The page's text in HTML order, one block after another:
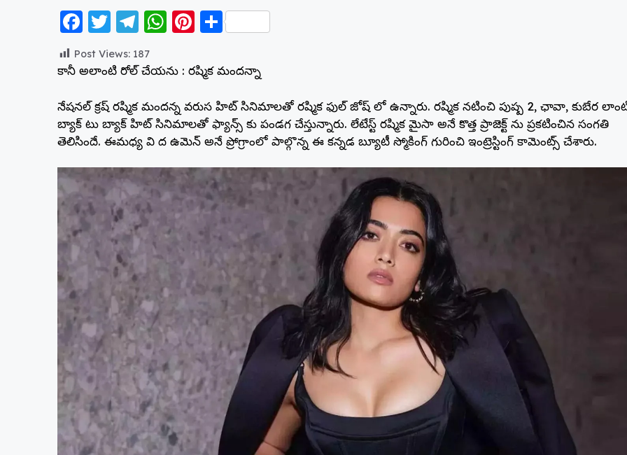
F
a
c
b
o
k
T
itt
T
el
e
ra
m
W
a
A
p
Pi
er
e
st
S
a
Post Views: 187
కానీ అలాంటి రోల్ చేయను : రష్మిక మందన్నా
నేషనల్ క్రష్ రష్మిక మందన్న వరుస హిట్ సినిమాలతో రష్మిక ఫుల్ జోష్ లో ఉన్నారు. రష్మిక నటించి పుష్ప 2, ఛావా, కుబేర
బ్యాక్ టు బ్యాక్ హిట్ సినిమాలతో ఫ్యాన్స్ కు పండగ చేస్తున్నారు. లేటేస్ట్ రష్మిక మైసా అనే కొత్త ప్రాజెక్ట్ ను ప్రకటించిన సంగతి
తెలిసిందే. ఈమధ్య వి ద ఉమెన్ అనే ప్రోగ్రాంలో పాల్గొన్న ఈ కన్నడ బ్యూటీ స్మోకింగ్ గురించి ఇంట్రెస్టింగ్ కామెంట్స్ చేశారు.